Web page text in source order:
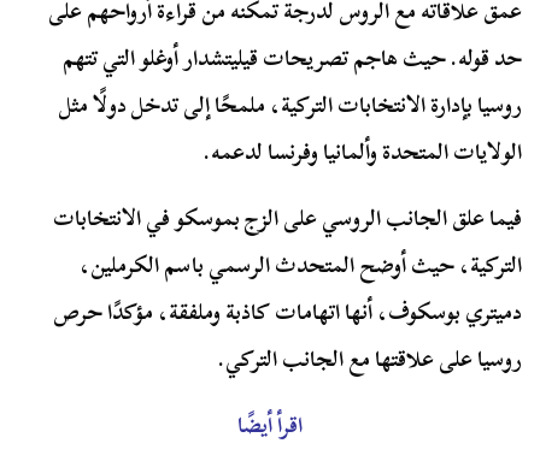
عمق علاقاته مع الروس لدرجة تمكنه من قراءة أرواحهم على
حد قوله. حيث هاجم تصريحات قيليتشدار أوغلو التي تتهم
روسيا بإدارة الانتخابات التركية، ملمحًا إلى تدخل دولًا مثل
الولايات المتحدة وألمانيا وفرنسا لدعمه.
فيما علق الجانب الروسي على الزج بموسكو في الانتخابات
التركية، حيث أوضح المتحدث الرسمي باسم الكرملين،
دميتري بوسكوف، أنها اتهامات كاذبة وملفقة، مؤكدًا حرص
روسيا على علاقتها مع الجانب التركي.
اقرأ أيضًا